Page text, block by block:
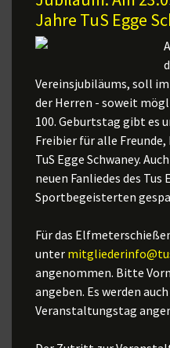
Jahre TuS Egge
Vereinsjubiläums, soll
der Herren - soweit
100. Geburtstag gibt es
Freibier für alle
TuS Egge Schwaney.
neuen Fanliedes des Tus
Sportbegeisterten
Für das
unter
angenommen. Bitte
angeben. Es werden
Veranstaltungstag